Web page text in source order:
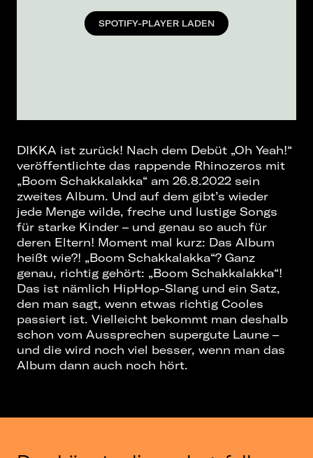
SPOTIFY-PLAYER LADEN
DIKKA ist zurück! Nach dem Debüt „Oh Yeah!“
veröffentlichte das rappende Rhinozeros mit
„Boom Schakkalakka“ am 26.8.2022 sein
zweites Album. Und auf dem gibt’s wieder
jede Menge wilde, freche und lustige Songs
für starke Kinder – und genau so auch für
deren Eltern! Moment mal kurz: Das Album
heißt wie?! „Boom Schakkalakka“? Ganz
genau, richtig gehört: „Boom Schakkalakka“!
Das ist nämlich HipHop-Slang und ein Satz,
den man sagt, wenn etwas richtig Cooles
passiert ist. Vielleicht bekommt man deshalb
schon vom Aussprechen supergute Laune –
und die wird noch viel besser, wenn man das
Album dann auch noch hört.